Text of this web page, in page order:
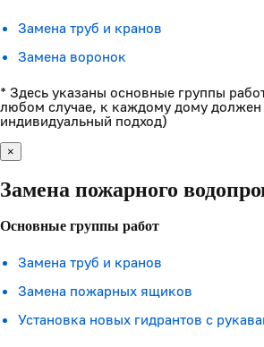
Замена труб и кранов
Замена воронок
* Здесь указаны основные группы
любом случае, к каждому дому должен
индивидуальный подход)
×
Замена пожарного
Основные группы работ
Замена труб и кранов
Замена пожарных ящиков
Установка новых гидрантов с